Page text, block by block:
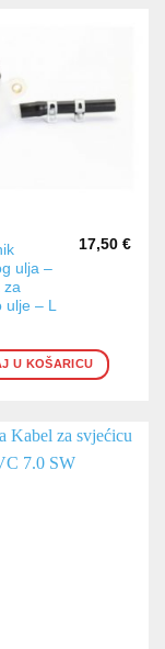
ulja –
za
ulje – L
17,50 €
U KOŠARICU